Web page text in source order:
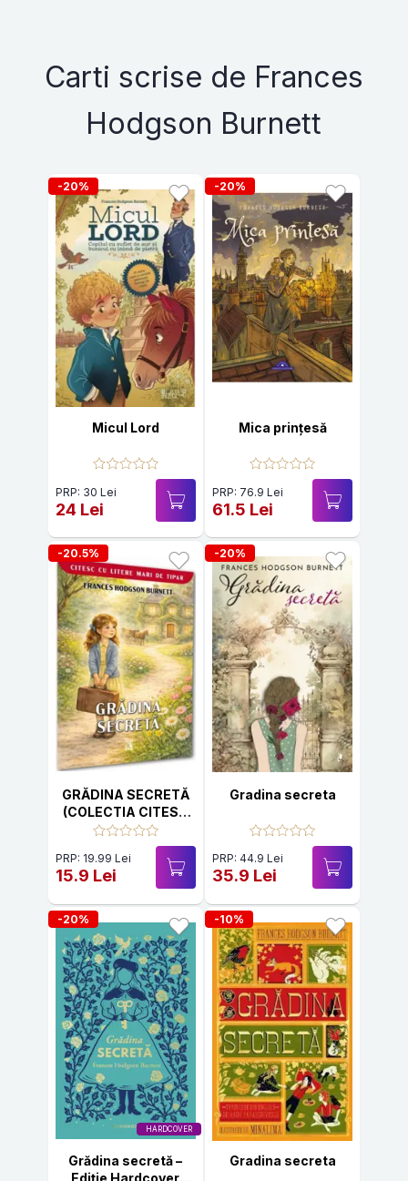
Carti scrise de Frances
Hodgson Burnett
-20%
Micul Lord
PRP: 30 Lei
24 Lei
-20%
Mica prințesă
PRP: 76.9 Lei
61.5 Lei
-20.5%
GRĂDINA SECRETĂ
(COLECTIA CITESC
CU LITERE MARI)
PRP: 19.99 Lei
15.9 Lei
-20%
Gradina secreta
PRP: 44.9 Lei
35.9 Lei
HARDCOVER
-20%
Grădina secretă –
Ediție Hardcover
-10%
Gradina secreta